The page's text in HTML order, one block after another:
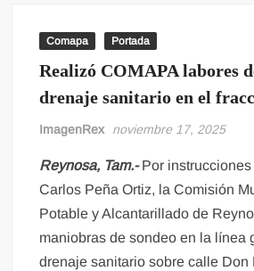
Comapa Portada
Realizó COMAPA labores
drenaje sanitario en el
ImagenRex noviembre 17, 2025
Reynosa, Tam.-Por instrucciones
Carlos Peña Ortiz, la Comisión
Potable y Alcantarillado de
maniobras de sondeo en la línea
drenaje sanitario sobre calle Don